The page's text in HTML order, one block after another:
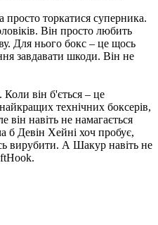
торкатися суперника.
Він просто любить
Для нього бокс – це щось
завдавати шкоди. Він не
він б'ється – це
технічних боксерів,
він навіть не намагається
б Девін Хейні хоч пробує,
вирубити. А Шакур навіть не